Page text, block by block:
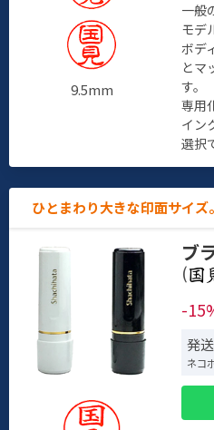
9.5mm
一般
モデ
ボデ
とマ
す。
専用
イン
選択
ひとまわり大きな印面サイズ
ブ
(
-
発
ネコ